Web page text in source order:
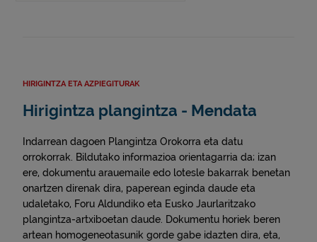
HIRIGINTZA ETA AZPIEGITURAK
Hirigintza plangintza - Mendata
Indarrean dagoen Plangintza Orokorra eta datu
orrokorrak. Bildutako informazioa orientagarria da; izan
ere, dokumentu arauemaile edo lotesle bakarrak benetan
onartzen direnak dira, paperean eginda daude eta
udaletako, Foru Aldundiko eta Eusko Jaurlaritzako
plangintza-artxiboetan daude. Dokumentu horiek beren
artean homogeneotasunik gorde gabe idazten dira, eta,